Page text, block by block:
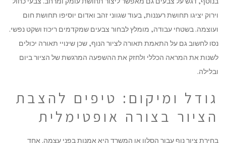
וירוק יציגו תחושת רעננות, בעוד שגווני זהב ואדום יוסיפו תחושת חום
ועוצמה. בשטחי עבודה, מומלץ לבחור צבעים שמקדמים ריכוז ושקט נפשי.
נסו לחשוב גם על התאמת תאורה לציור הנוף, שכן שינויי תאורה יכולים
לשנות את המראה הכללי ולחזק את ההשפעה המרגשת של הציור ביום
ובלילה.
גודל ומיקום: טיפים להצבת
הציור בצורה אופטימלית
בחירת ציור נוף עבור הסלון או המשרד היא אמנות בפני עצמה. אחד